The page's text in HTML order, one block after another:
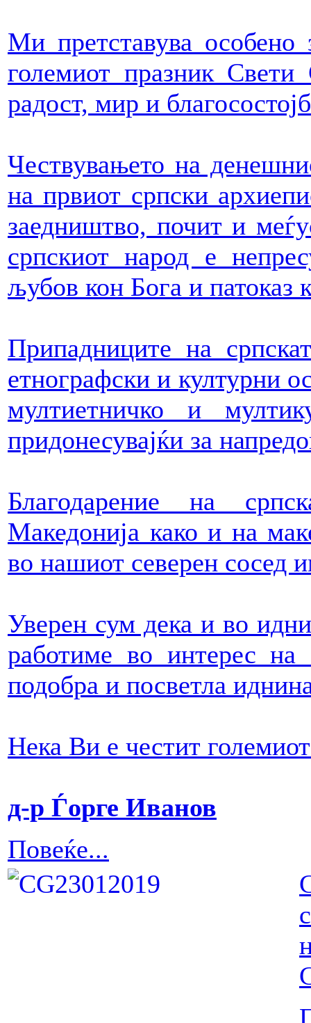
Ми претставува особено
големиот празник
радост, мир и
Чествувањето на
на првиот српски
заедништво, почит и
српскиот народ е
љубов кон Бога и патоказ
Припадниците на
етнографски и културни
мултиетничко и
придонесувајќи за
Благодарение на
Македонија како и на
во нашиот северен сосед
Уверен сум дека и во
работиме во интерес
подобра и посветла
Нека Ви е честит
д-р Ѓорге Иванов
Повеќе...